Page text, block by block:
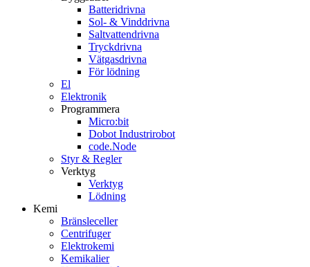
Batteridrivna
Sol- & Vinddrivna
Saltvattendrivna
Tryckdrivna
Vätgasdrivna
För lödning
El
Elektronik
Programmera
Micro:bit
Dobot Industrirobot
code.Node
Styr & Regler
Verktyg
Verktyg
Lödning
Kemi
Bränsleceller
Centrifuger
Elektrokemi
Kemikalier